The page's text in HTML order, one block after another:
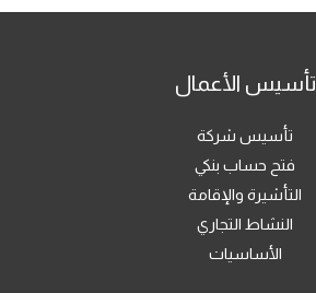
تأسيس الأعمال
تأسيس شركة
فتح حساب بنكي
التأشيرة والإقامة
النشاط التجاري
الأساسيات